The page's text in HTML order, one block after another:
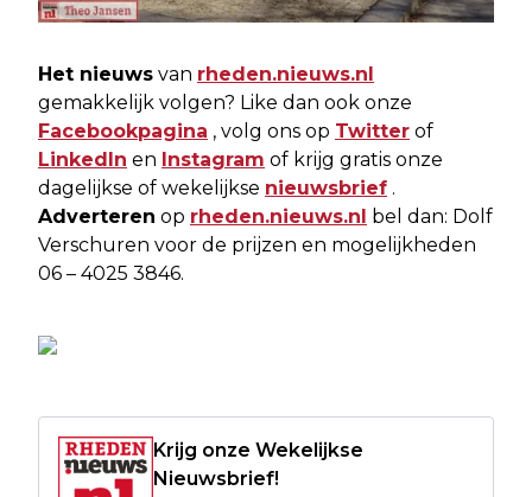
Het nieuws van rheden.nieuws.nl
gemakkelijk volgen? Like dan ook onze
Facebookpagina , volg ons op Twitter of
LinkedIn en Instagram of krijg gratis onze
dagelijkse of wekelijkse nieuwsbrief .
Adverteren op rheden.nieuws.nl bel dan: Dolf
Verschuren voor de prijzen en mogelijkheden
06 – 4025 3846.
Krijg onze Wekelijkse
Nieuwsbrief!